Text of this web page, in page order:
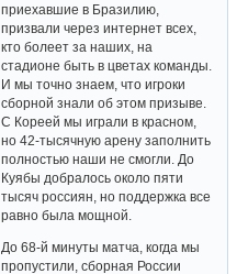
приехавшие в Бразилию,
призвали через интернет всех,
кто болеет за наших, на
стадионе быть в цветах команды.
И мы точно знаем, что игроки
сборной знали об этом призыве.
С Кореей мы играли в красном,
но 42-тысячную арену заполнить
полностью наши не смогли. До
Куябы добралось около пяти
тысяч россиян, но поддержка все
равно была мощной.
До 68-й минуты матча, когда мы
пропустили, сборная России